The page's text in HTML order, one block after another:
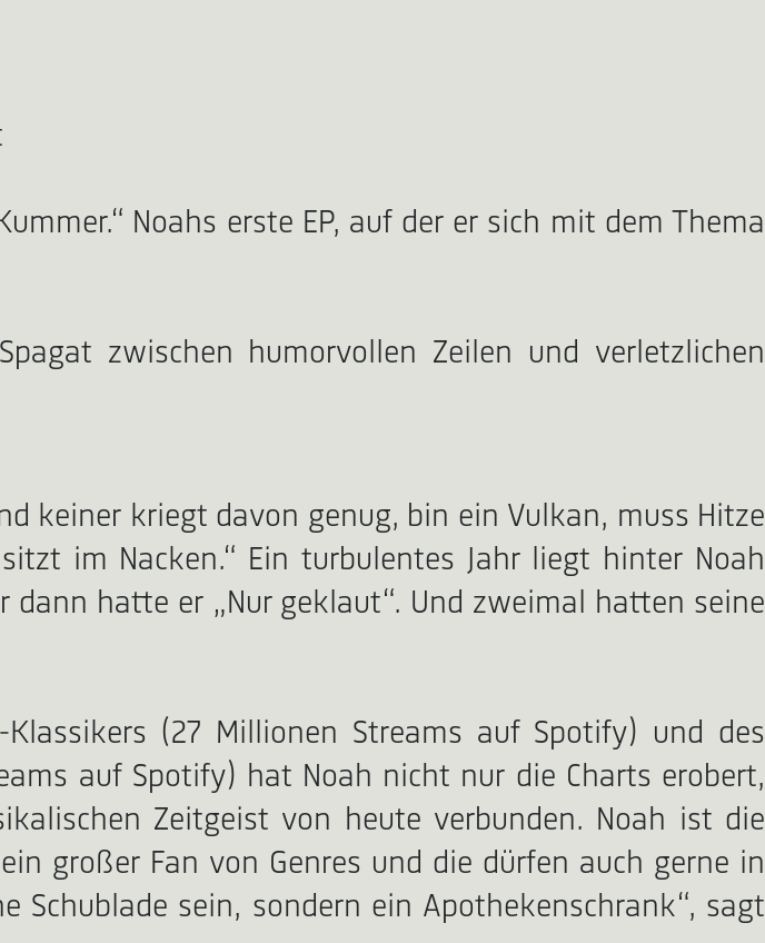
Noahs erste EP, auf der er sich mit dem Thema
zwischen humorvollen Zeilen und verletzlichen
keiner kriegt davon genug, bin ein Vulkan, muss Hitze
im Nacken.“ Ein turbulentes Jahr liegt hinter Noah
dann hatte er „Nur geklaut“. Und zweimal hatten seine
(27 Millionen Streams auf Spotify) und des
auf Spotify) hat Noah nicht nur die Charts erobert,
Zeitgeist von heute verbunden. Noah ist die
großer Fan von Genres und die dürfen auch gerne in
sein, sondern ein Apothekenschrank“, sagt